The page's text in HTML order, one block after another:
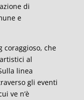
di
e
coraggioso, che
al
linea
gli eventi
ve n’è